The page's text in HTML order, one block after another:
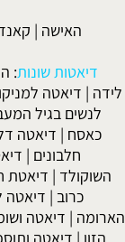
האישה |
דיאטות שונות:
לידה | דיאטה
לנשים בגיל
כאסח | דיאטה
חלבונים |
השוקולד | דיאטת
כרוב | דיאטה
הארומה | דיאטה
הזון | דיאטה